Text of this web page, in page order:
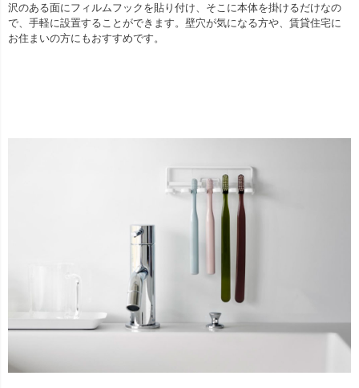
沢のある面にフィルムフックを貼り付け、そこに本体を掛けるだけなの
で、手軽に設置することができます。壁穴が気になる方や、賃貸住宅に
お住まいの方にもおすすめです。